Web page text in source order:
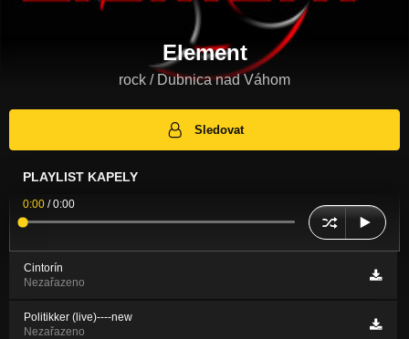
Element
rock / Dubnica nad Váhom
Sledovat
PLAYLIST KAPELY
0:00 /0:00
Cintorín
Nezařazeno
Politikker (live)----new
Nezařazeno